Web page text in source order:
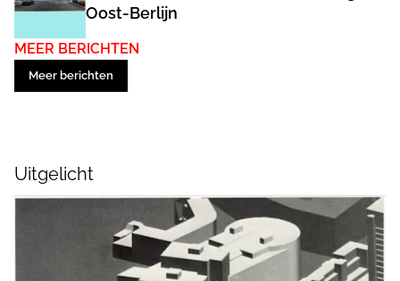
Oost-Berlijn
MEER BERICHTEN
Meer berichten
Uitgelicht